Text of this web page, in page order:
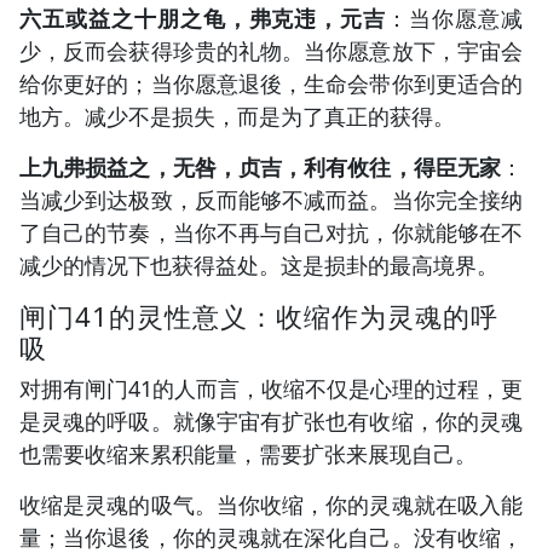
六五或益之十朋之龟，弗克违，元吉 ：当你愿意减
少，反而会获得珍贵的礼物。当你愿意放下，宇宙会
给你更好的；当你愿意退後，生命会带你到更适合的
地方。减少不是损失，而是为了真正的获得。
上九弗损益之，无咎，贞吉，利有攸往，得臣无家 ：
当减少到达极致，反而能够不减而益。当你完全接纳
了自己的节奏，当你不再与自己对抗，你就能够在不
减少的情况下也获得益处。这是损卦的最高境界。
闸门41的灵性意义：收缩作为灵魂的呼
吸
对拥有闸门41的人而言，收缩不仅是心理的过程，更
是灵魂的呼吸。就像宇宙有扩张也有收缩，你的灵魂
也需要收缩来累积能量，需要扩张来展现自己。
收缩是灵魂的吸气。当你收缩，你的灵魂就在吸入能
量；当你退後，你的灵魂就在深化自己。没有收缩，